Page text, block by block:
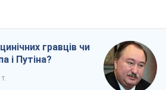
гравців чи
і Путіна?